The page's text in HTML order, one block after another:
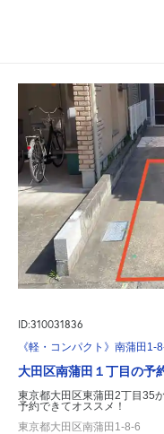
ID:310031836
《軽・コンパクト》南蒲田1-
大田区南蒲田１丁目の予
東京都大田区東蒲田2丁目35
予約できてオススメ！
東京都大田区南蒲田1-8-6